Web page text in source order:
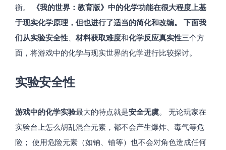
衡。
《我的世界：教育版》中的化学功能在很大程度上基
于现实化学原理，但也进行了适当的简化和改编。 下面我
们从实验安全性、 材料获取难度和化学反应真实性三个方
面，将游戏中的化学与现实世界的化学进行比较探讨。
实验安全性
游戏中的化学实验最大的特点就是安全无虞。 无论玩家在
实验台上怎么胡乱混合元素，都不会产生爆炸、毒气等危
险； 使用危险元素（如钠、铀等）也不会对角色造成任何